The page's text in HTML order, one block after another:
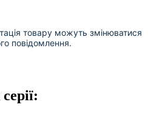
товару можуть змінюватися
повідомлення.